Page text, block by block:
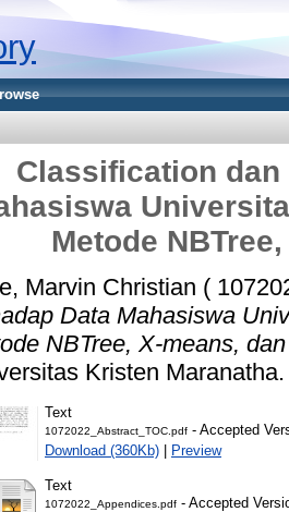
Classification dan
Metode
Marvin Christian (
Data Mahasiswa
NBTree, X-means,
Kristen Maranatha.
Text
1072022_Abstract_TOC.pdf - Accepted
Download (360Kb) | Preview
Text
1072022_Appendices.pdf - Accepted